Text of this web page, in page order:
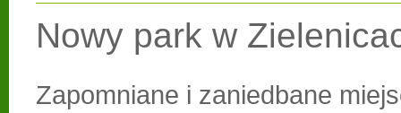
Nowy park w
Zapomniane i zaniedbane